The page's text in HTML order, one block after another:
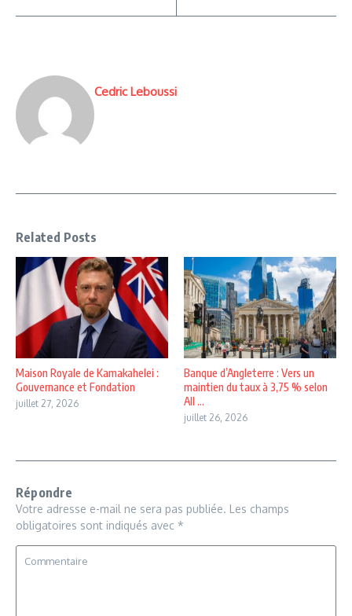
Cedric Leboussi
Related Posts
Maison Royale de Kamakahelei :
Gouvernance et Fondation
juillet 27, 2026
Banque d’Angleterre : Vers un
maintien du taux à 3,75 % selon
All ...
juillet 26, 2026
Répondre
Votre adresse e-mail ne sera pas publiée. Les champs
obligatoires sont indiqués avec *